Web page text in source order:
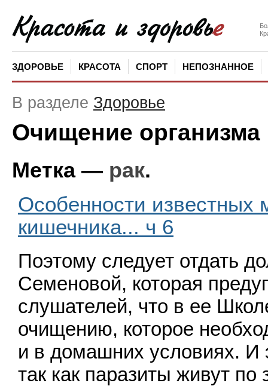
ЗДОРОВЬЕ КРАСОТА СПОРТ НЕПОЗНАННОЕ
В разделе Здоровье
Очищение организма
Метка — рак.
Особенности известных
кишечника... ч 6
Поэтому следует отдать
Семеновой, которая
слушателей, что в ее
очищению, которое
и в домашних условиях. И
так как паразиты живут по